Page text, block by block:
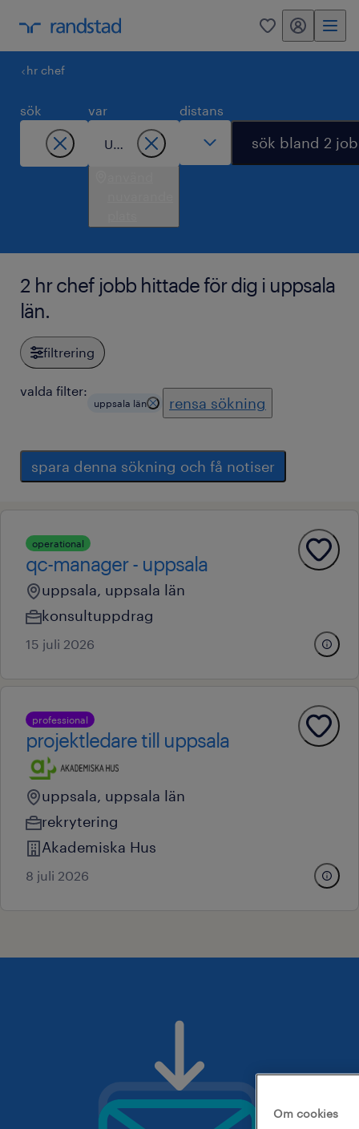
0 mitt randstad
hr chef
sök var distans
sök bland 2
2 hr chef jobb hittade för dig i uppsala
län.
filtrering
valda filter:
uppsala län rensa sökning
spara denna sökning och få notiser
operational
qc-manager - uppsala
uppsala, uppsala län
konsultuppdrag
15 juli 2026
professional
projektledare till uppsala
uppsala, uppsala län
rekrytering
Akademiska Hus
8 juli 2026
Om cookies